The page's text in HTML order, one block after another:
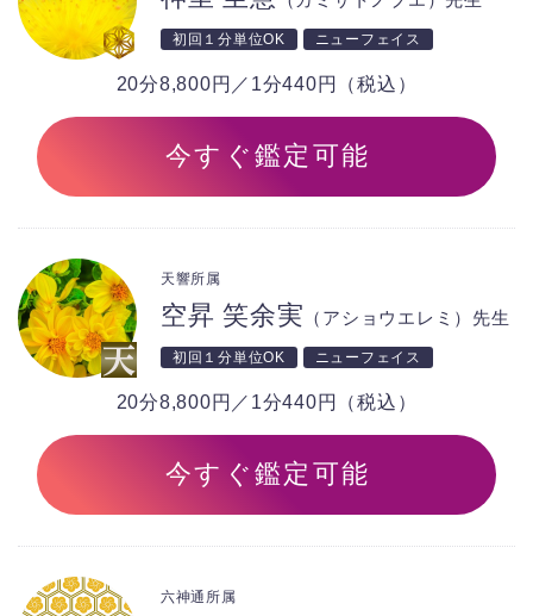
初回１分単位OK ニューフェイス
20分8,800円／1分440円（税込）
今すぐ鑑定可能
空昇 笑余実 （アショウエレミ）先生
天響所属
初回１分単位OK ニューフェイス
20分8,800円／1分440円（税込）
今すぐ鑑定可能
六神通所属